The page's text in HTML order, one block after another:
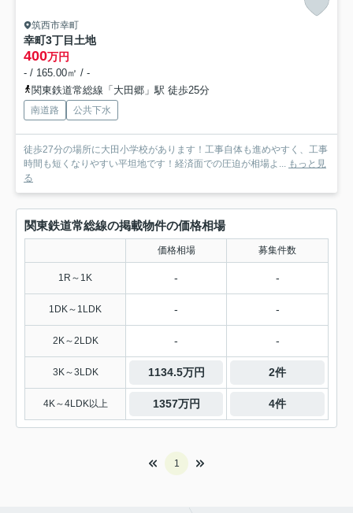
筑西市幸町
幸町3丁目土地
400万円
- / 165.00㎡ / -
関東鉄道常総線「大田郷」駅 徒歩25分
南道路 公共下水
徒歩27分の場所に大田小学校があります！工事自体も進めやすく、工事
時間も短くなりやすい平坦地です！経済面での圧迫が相場よ... もっと見
る
関東鉄道常総線の掲載物件の価格相場
価格相場 募集件数
1R～1K - -
1DK～1LDK - -
2K～2LDK - -
3K～3LDK 1134.5万円 2件
4K～4LDK以上 1357万円 4件
1